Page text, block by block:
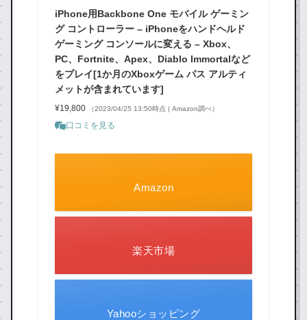
iPhone用Backbone One モバイル ゲーミン
グ コントローラー – iPhoneをハンドヘルド
ゲーミング コンソールに変える – Xbox、
PC、Fortnite、Apex、Diablo Immortalなど
をプレイ[1か月のXboxゲーム パス アルティ
メットが含まれています]
¥19,800 （2023/04/25 13:50時点 | Amazon調べ）
口コミを見る
Amazon
楽天市場
Yahooショッピング